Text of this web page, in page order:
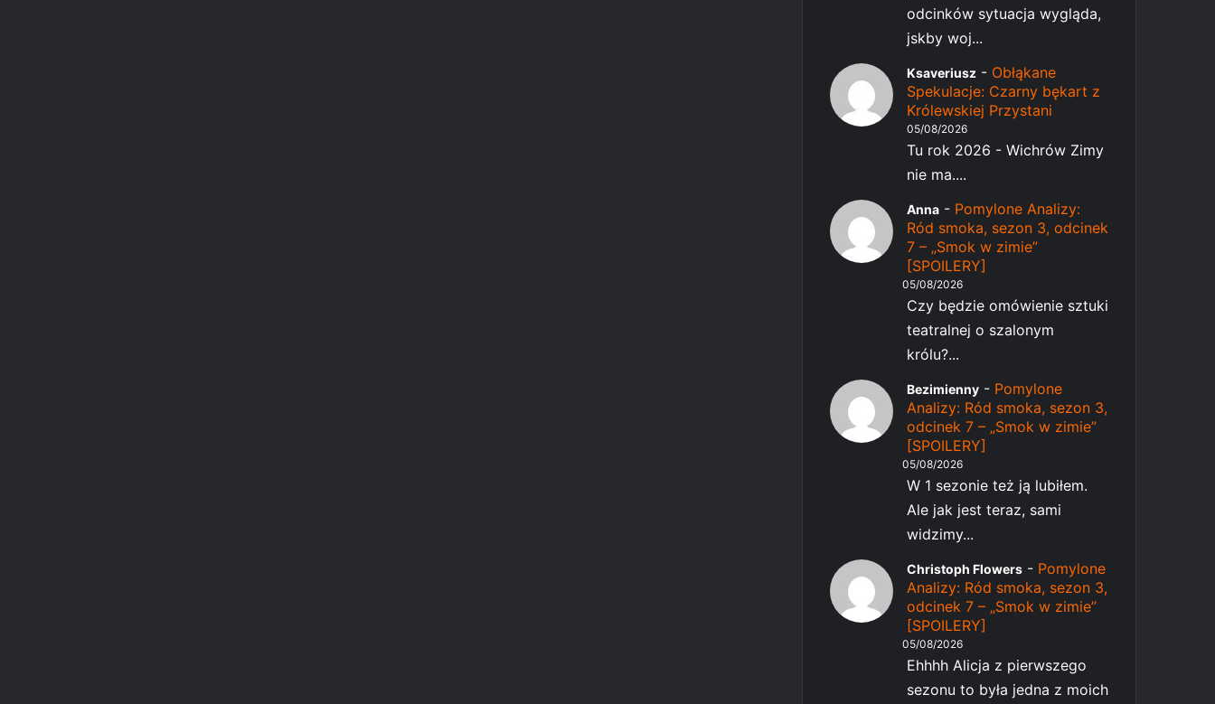
odcinków sytuacja wygląda,
jskby woj...
Ksaveriusz - Obłąkane
Spekulacje: Czarny bękart z
Królewskiej Przystani
05/08/2026
Tu rok 2026 - Wichrów Zimy
nie ma....
Anna - Pomylone Analizy:
Ród smoka, sezon 3, odcinek
7 – „Smok w zimie”
[SPOILERY]
05/08/2026
Czy będzie omówienie sztuki
teatralnej o szalonym
królu?...
Bezimienny - Pomylone
Analizy: Ród smoka, sezon 3,
odcinek 7 – „Smok w zimie”
[SPOILERY]
05/08/2026
W 1 sezonie też ją lubiłem.
Ale jak jest teraz, sami
widzimy...
Christoph Flowers - Pomylone
Analizy: Ród smoka, sezon 3,
odcinek 7 – „Smok w zimie”
[SPOILERY]
05/08/2026
Ehhhh Alicja z pierwszego
sezonu to była jedna z moich